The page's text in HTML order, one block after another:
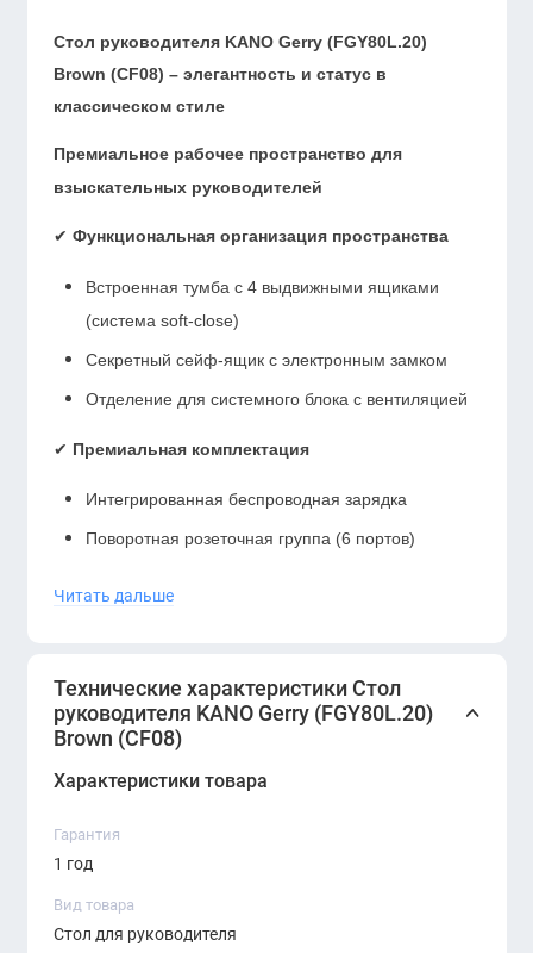
Стол руководителя KANO Gerry (FGY80L.20)
Brown (CF08) – элегантность и статус в
классическом стиле
Премиальное рабочее пространство для
взыскательных руководителей
✔ Функциональная организация пространства
Встроенная тумба с 4 выдвижными ящиками
(система soft-close)
Секретный сейф-ящик с электронным замком
Отделение для системного блока с вентиляцией
✔ Премиальная комплектация
Интегрированная беспроводная зарядка
Поворотная розеточная группа (6 портов)
Усиленная конструкция повышенной прочности
Эргономичная организация рабочего пространства
благородном
себе классическую элегантность и современную
функциональность. Идеальное решение для
кабинетов руководителей, подчеркивающее статус и
Читать дальше
Технические характеристики Стол
руководителя KANO Gerry (FGY80L.20)
Brown (CF08)
Характеристики товара
Гарантия
1 год
Вид товара
Стол для руководителя